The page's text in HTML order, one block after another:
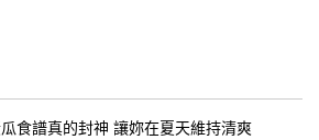
食譜真的封神 讓妳在夏天維持清爽